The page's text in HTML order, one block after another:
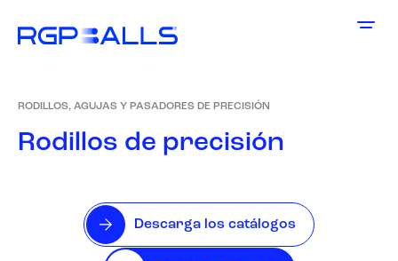
RODILLOS, AGUJAS Y PASADORES DE PRECISIÓN
Rodillos de precisión
Descarga los catálogos